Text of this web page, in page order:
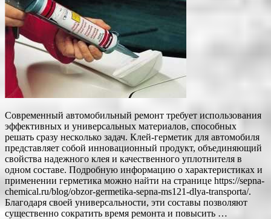
Современный автомобильный ремонт требует использования
эффективных и универсальных материалов, способных
решать сразу несколько задач. Клей-герметик для автомобиля
представляет собой инновационный продукт, объединяющий
свойства надежного клея и качественного уплотнителя в
одном составе. Подробную информацию о характеристиках и
применении герметика можно найти на странице https://sepna-
chemical.ru/blog/obzor-germetika-sepna-ms121-dlya-transporta/.
Благодаря своей универсальности, эти составы позволяют
существенно сократить время ремонта и повысить …